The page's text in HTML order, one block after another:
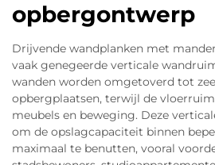
opbergontwerp
Drijvende wandplanken met
vaak genegeerde verticale
wanden worden omgetoverd tot
opbergplaatsen, terwijl de
meubels en beweging. Deze
om de opslagcapaciteit binnen
maximaal te benutten, vooral